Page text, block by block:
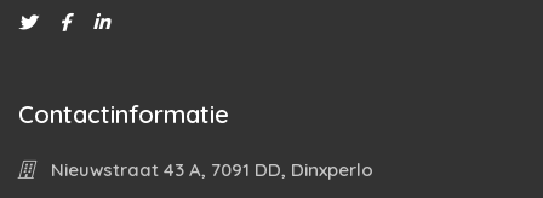
Contactinformatie
Nieuwstraat 43 A, 7091 DD, Dinxperlo